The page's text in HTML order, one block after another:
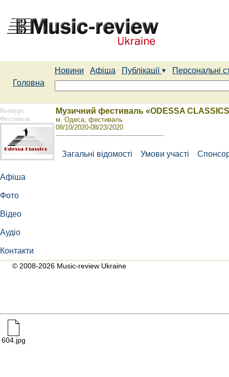
Новини Афіша Публікації
Персональні
Головна
Конкурс.
Фестиваль
Афіша
Фото
Відео
Аудіо
Контакти
Музичний фестиваль «ODESSA
м. Одеса, фестиваль
08/10/2020-08/23/2020
Загальні відомості Умови участі
© 2008-2026 Music-review Ukraine
604.jpg